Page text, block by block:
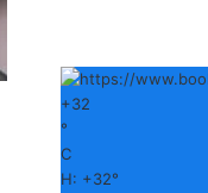
+32
°
C
H: +32°